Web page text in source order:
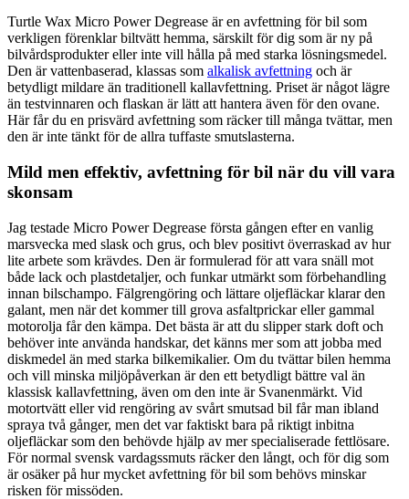
Turtle Wax Micro Power Degrease är en avfettning för bil som
verkligen förenklar biltvätt hemma, särskilt för dig som är ny på
bilvårdsprodukter eller inte vill hålla på med starka lösningsmedel.
Den är vattenbaserad, klassas som alkalisk avfettning och är
betydligt mildare än traditionell kallavfettning. Priset är något lägre
än testvinnaren och flaskan är lätt att hantera även för den ovane.
Här får du en prisvärd avfettning som räcker till många tvättar, men
den är inte tänkt för de allra tuffaste smutslasterna.
Mild men effektiv, avfettning för bil när du vill vara
skonsam
Jag testade Micro Power Degrease första gången efter en vanlig
marsvecka med slask och grus, och blev positivt överraskad av hur
lite arbete som krävdes. Den är formulerad för att vara snäll mot
både lack och plastdetaljer, och funkar utmärkt som förbehandling
innan bilschampo. Fälgrengöring och lättare oljefläckar klarar den
galant, men när det kommer till grova asfaltprickar eller gammal
motorolja får den kämpa. Det bästa är att du slipper stark doft och
behöver inte använda handskar, det känns mer som att jobba med
diskmedel än med starka bilkemikalier. Om du tvättar bilen hemma
och vill minska miljöpåverkan är den ett betydligt bättre val än
klassisk kallavfettning, även om den inte är Svanenmärkt. Vid
motortvätt eller vid rengöring av svårt smutsad bil får man ibland
spraya två gånger, men det var faktiskt bara på riktigt inbitna
oljefläckar som den behövde hjälp av mer specialiserade fettlösare.
För normal svensk vardagssmuts räcker den långt, och för dig som
är osäker på hur mycket avfettning för bil som behövs minskar
risken för missöden.